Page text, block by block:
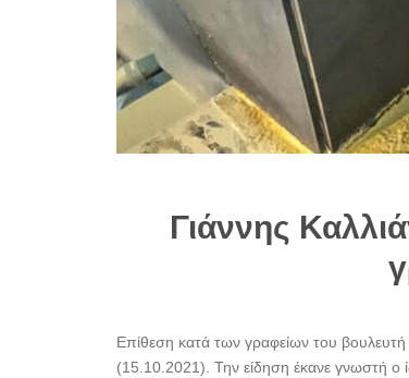
Γιάννης
Επίθεση κατά των γραφείων του
(15.10.2021). Την είδηση έκανε γνωστή ο